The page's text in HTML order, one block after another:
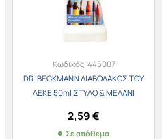
Κωδικός:445007
DR. BECKMANN ΔΙΑΒΟΛΑΚΟΣ ΤΟΥ
ΛΕΚΕ 50ml ΣΤΥΛΟ & ΜΕΛΑΝΙ
2,59€
Σε απόθεμα